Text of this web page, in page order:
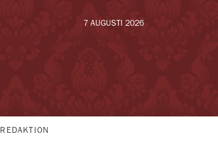
7 AUGUSTI 2026
REDAKTION